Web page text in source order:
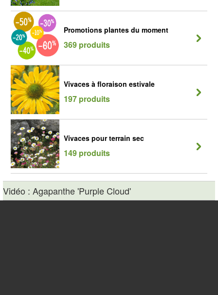
Promotions plantes du moment
369 produits
Vivaces à floraison estivale
197 produits
Vivaces pour terrain sec
149 produits
Vidéo : Agapanthe 'Purple Cloud'